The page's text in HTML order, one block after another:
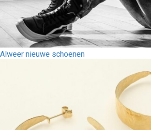
Alweer nieuwe schoenen